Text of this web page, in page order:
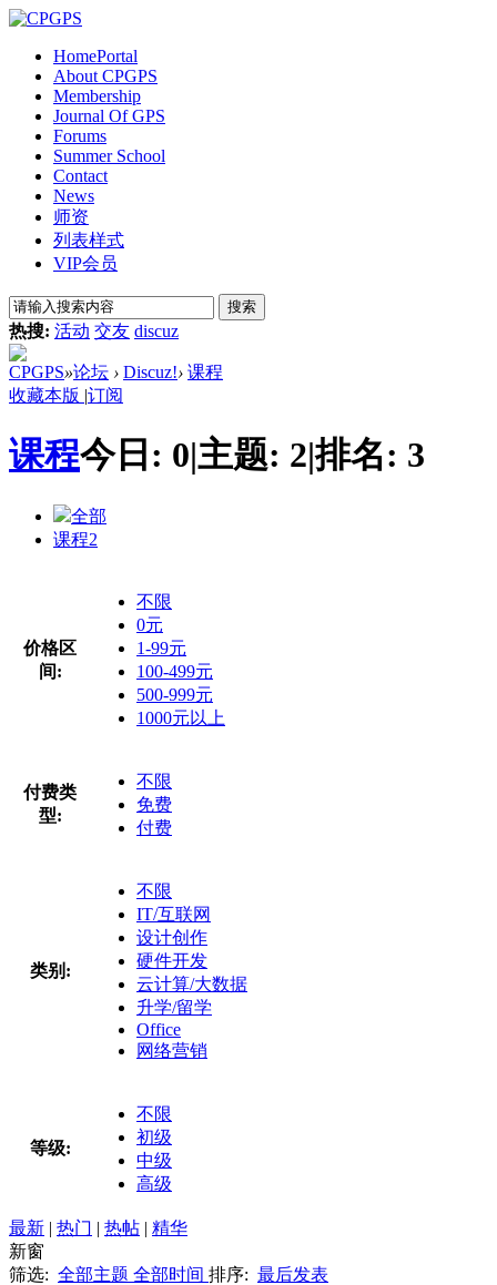
HomePortal
About CPGPS
Membership
Journal Of GPS
Forums
Summer School
Contact
News
师资
列表样式
VIP会员
搜索
热搜: 活动 交友 discuz
CPGPS»论坛 › Discuz!› 课程
收藏本版 |订阅
课程今日: 0|主题: 2|排名: 3
全部
课程2
价格区
间:
不限
0元
1-99元
100-499元
500-999元
1000元以上
付费类
型:
不限
免费
付费
类别:
不限
IT/互联网
设计创作
硬件开发
云计算/大数据
升学/留学
Office
网络营销
等级:
不限
初级
中级
高级
最新 | 热门 | 热帖 | 精华
新窗
筛选: 全部主题 全部时间 排序: 最后发表